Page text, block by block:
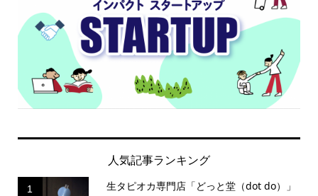
人気記事ランキング
1
生タピオカ専門店「どっと堂（dot do）」